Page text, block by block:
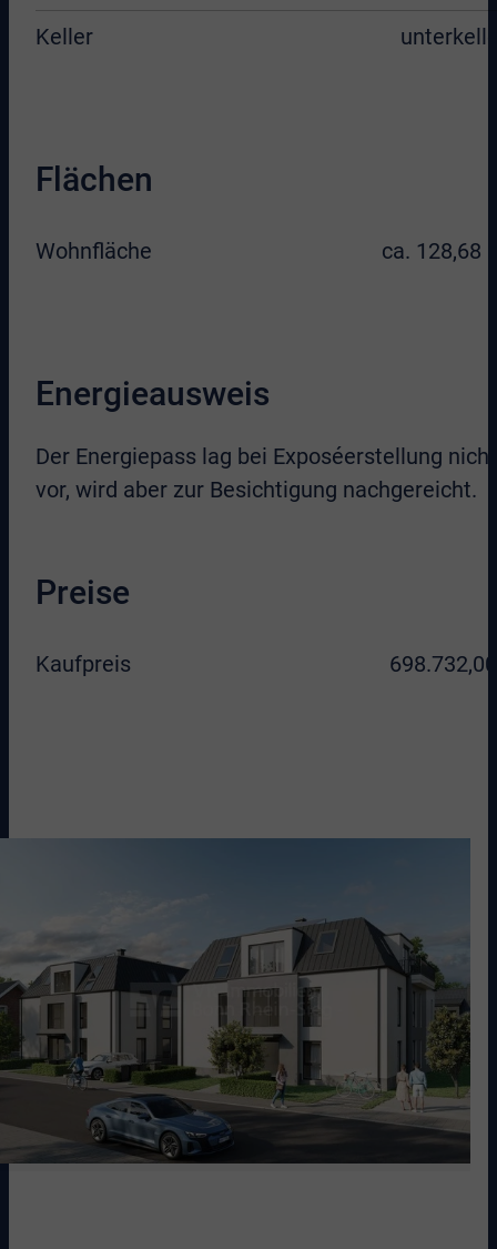
Keller
Flächen
Wohnfläche ca. 128,68
Energieausweis
Der Energiepass lag bei Exposéerstellung nicht
vor, wird aber zur Besichtigung nachgereicht.
Preise
Kaufpreis